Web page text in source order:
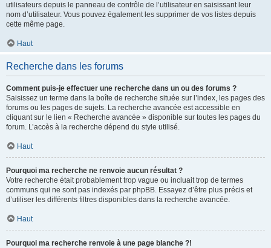
utilisateurs depuis le panneau de contrôle de l’utilisateur en saisissant leur
nom d’utilisateur. Vous pouvez également les supprimer de vos listes depuis
cette même page.
Haut
Recherche dans les forums
Comment puis-je effectuer une recherche dans un ou des forums ?
Saisissez un terme dans la boîte de recherche située sur l’index, les pages des
forums ou les pages de sujets. La recherche avancée est accessible en
cliquant sur le lien « Recherche avancée » disponible sur toutes les pages du
forum. L’accès à la recherche dépend du style utilisé.
Haut
Pourquoi ma recherche ne renvoie aucun résultat ?
Votre recherche était probablement trop vague ou incluait trop de termes
communs qui ne sont pas indexés par phpBB. Essayez d’être plus précis et
d’utiliser les différents filtres disponibles dans la recherche avancée.
Haut
Pourquoi ma recherche renvoie à une page blanche ?!